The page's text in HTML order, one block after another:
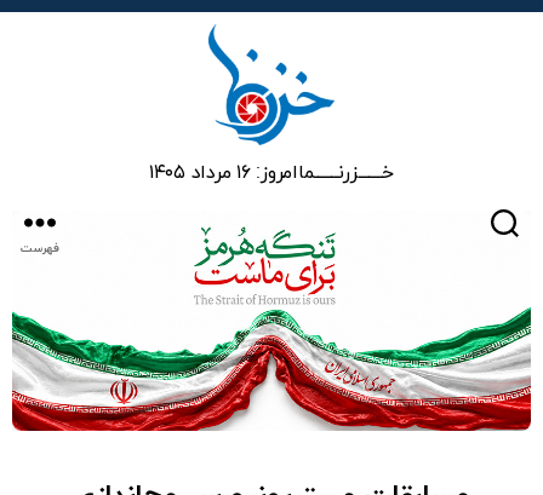
خـــــــزرنـــــــماامروز: ۱۶ مرداد ۱۴۰۵
فهرست